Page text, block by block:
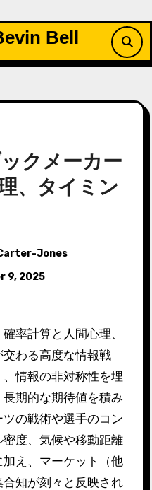
Bell
クメーカー
、タイミン
Jones
9, 2025
率計算と人間心理、
わる高度な情報戦
情報の非対称性を埋
期的な期待値を積み
ツの戦術や選手のコン
度、気候や移動距離
え、マーケット（他
知が刻々と反映され